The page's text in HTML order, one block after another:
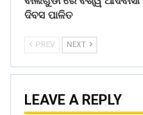
ଦିବସ ପାଳିତ
PREV NEXT
LEAVE A REPLY